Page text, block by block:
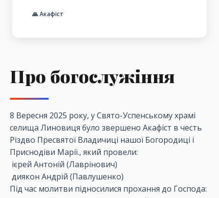
🙏 Акафіст
Про богослужіння
8 Вересня 2025 року, у Свято-Успенському храмі
селища Линовиця було звершено Акафіст в честь
Різдво Пресвятої Владичиці нашої Богородиці і
Приснодіви Марії., який провели:
ієрей Антоній (Лаврінович)
диякон Андрій (Павлушенко)
Під час молитви підносилися прохання до Господа: